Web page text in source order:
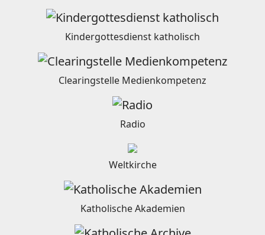
Kindergottesdienst katholisch
Clearingstelle Medienkompetenz
Radio
Weltkirche
Katholische Akademien